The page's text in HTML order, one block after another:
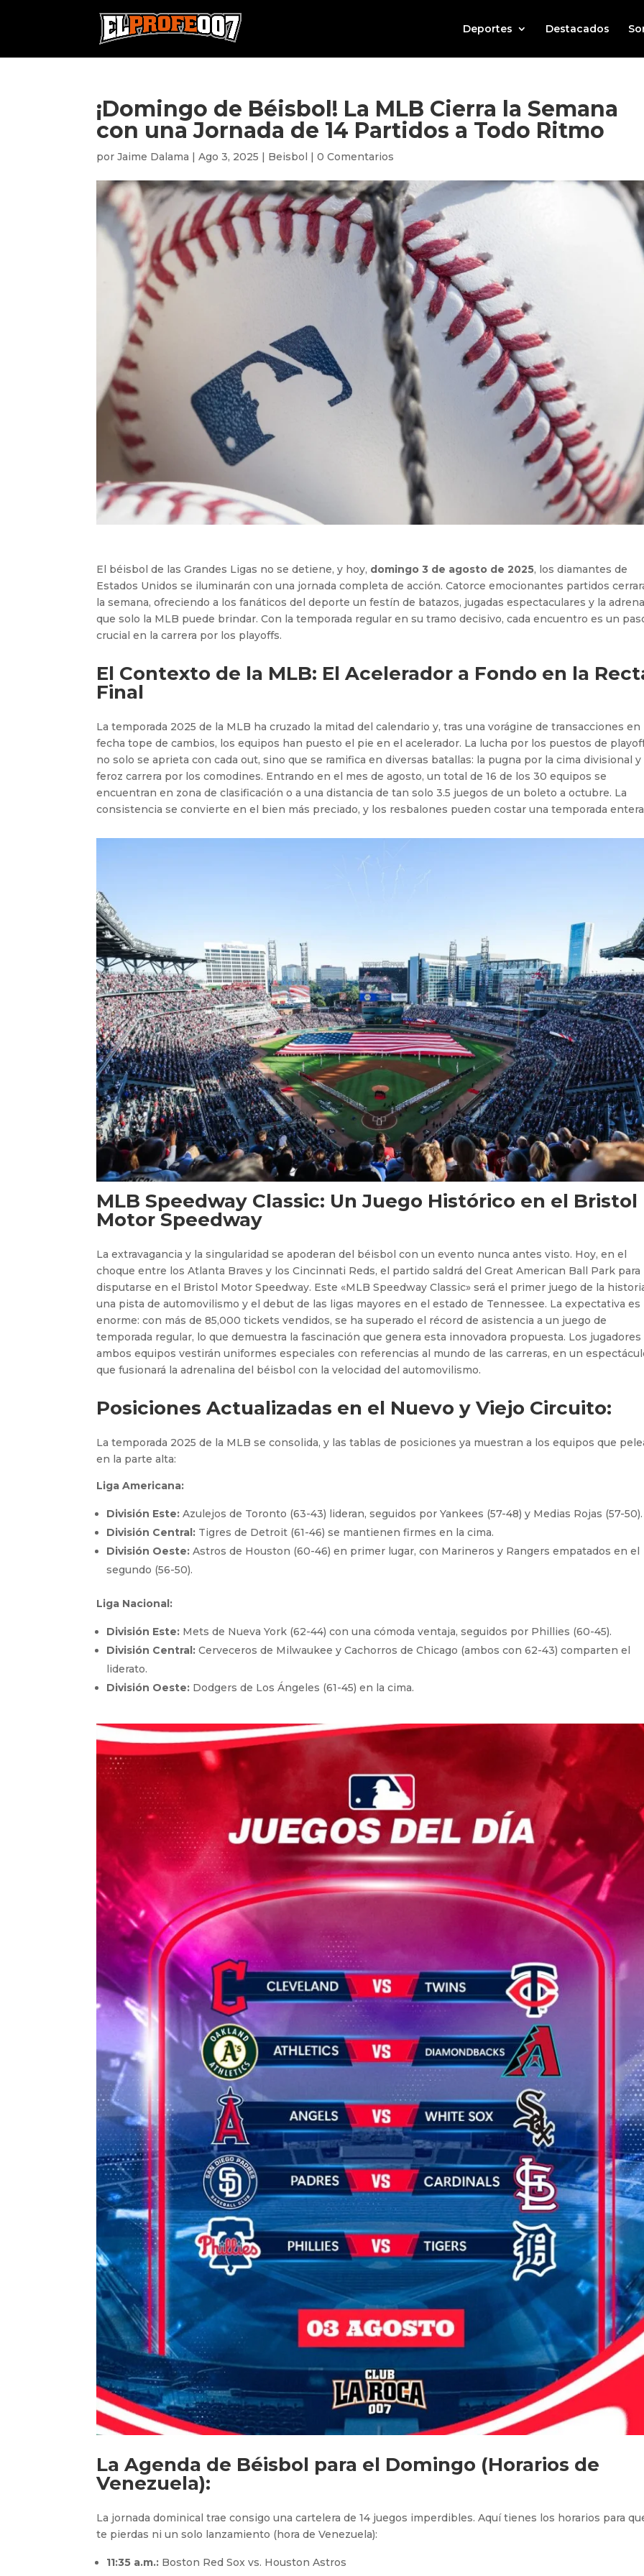
Deportes Destacados
¡Domingo de Béisbol! La MLB Cierra la Semana
con una Jornada de 14 Partidos a Todo Ritmo
porJaime Dalama |Ago 3, 2025 | Beisbol |0 Comentarios
El béisbol de las Grandes Ligas no se detiene, y hoy, domingo 3 de agosto de 2025, los diamantes de
Estados Unidos se iluminarán con una jornada completa de acción. Catorce emocionantes partidos
la semana, ofreciendo a los fanáticos del deporte un festín de batazos, jugadas espectaculares y la
que solo la MLB puede brindar. Con la temporada regular en su tramo decisivo, cada encuentro es un
crucial en la carrera por los playoffs.
El Contexto de la MLB: El Acelerador a Fondo en la
Final
La temporada 2025 de la MLB ha cruzado la mitad del calendario y, tras una vorágine de transacciones en
fecha tope de cambios, los equipos han puesto el pie en el acelerador. La lucha por los puestos de
no solo se aprieta con cada out, sino que se ramifica en diversas batallas: la pugna por la cima divisional y
feroz carrera por los comodines. Entrando en el mes de agosto, un total de 16 de los 30 equipos se
encuentran en zona de clasificación o a una distancia de tan solo 3.5 juegos de un boleto a octubre. La
consistencia se convierte en el bien más preciado, y los resbalones pueden costar una temporada
MLB Speedway Classic: Un Juego Histórico en el Bristol
Motor Speedway
La extravagancia y la singularidad se apoderan del béisbol con un evento nunca antes visto. Hoy, en el
choque entre los Atlanta Braves y los Cincinnati Reds, el partido saldrá del Great American Ball Park para
disputarse en el Bristol Motor Speedway. Este «MLB Speedway Classic» será el primer juego de la
una pista de automovilismo y el debut de las ligas mayores en el estado de Tennessee. La expectativa es
enorme: con más de 85,000 tickets vendidos, se ha superado el récord de asistencia a un juego de
temporada regular, lo que demuestra la fascinación que genera esta innovadora propuesta. Los jugadores
ambos equipos vestirán uniformes especiales con referencias al mundo de las carreras, en un
que fusionará la adrenalina del béisbol con la velocidad del automovilismo.
Posiciones Actualizadas en el Nuevo y Viejo Circuito:
La temporada 2025 de la MLB se consolida, y las tablas de posiciones ya muestran a los equipos que
en la parte alta:
Liga Americana:
División Este: Azulejos de Toronto (63-43) lideran, seguidos por Yankees (57-48) y Medias Rojas (57-50).
División Central: Tigres de Detroit (61-46) se mantienen firmes en la cima.
División Oeste: Astros de Houston (60-46) en primer lugar, con Marineros y Rangers empatados en el
segundo (56-50).
Liga Nacional:
División Este: Mets de Nueva York (62-44) con una cómoda ventaja, seguidos por Phillies (60-45).
División Central: Cerveceros de Milwaukee y Cachorros de Chicago (ambos con 62-43) comparten el
liderato.
División Oeste: Dodgers de Los Ángeles (61-45) en la cima.
La Agenda de Béisbol para el Domingo (Horarios de
Venezuela):
La jornada dominical trae consigo una cartelera de 14 juegos imperdibles. Aquí tienes los horarios para
te pierdas ni un solo lanzamiento (hora de Venezuela):
11:35 a.m.: Boston Red Sox vs. Houston Astros